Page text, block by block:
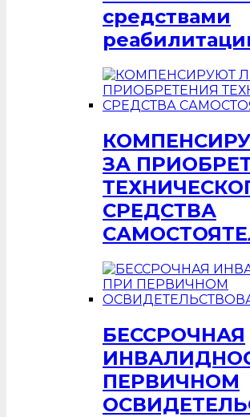
средствами
ЗА
СРЕДСТВА
БЕССРОЧНАЯ
ПЕРВИЧНОМ